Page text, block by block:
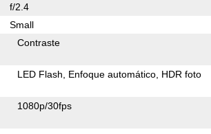
f/2.4
Small
Contraste
LED Flash Enfoque automático HDR foto
1080p/30fps